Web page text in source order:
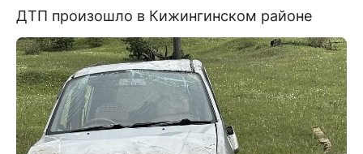
ДТП произошло в Кижингинском районе